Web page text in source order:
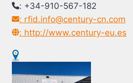
: +34-910-567-182
: rfid.info@century-cn.com
: http://www.century-eu.es